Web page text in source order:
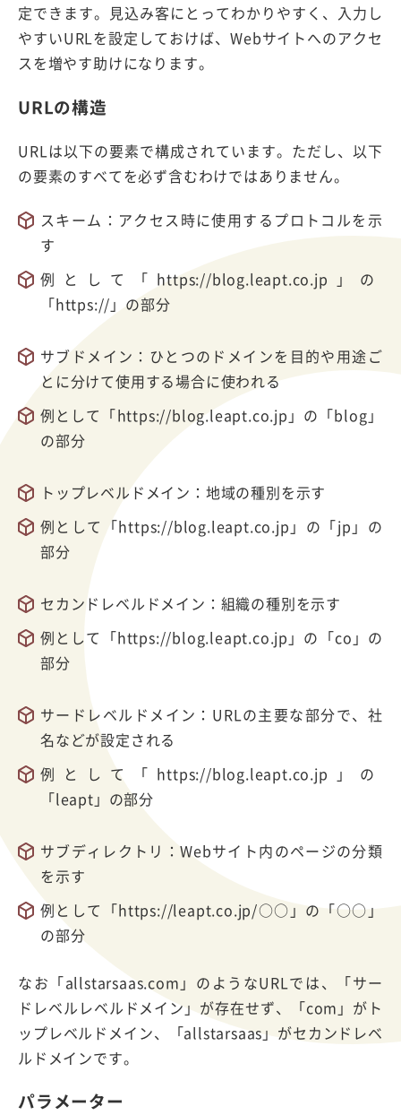
定できます。見込み客にとってわかりやすく、入力し
やすいURLを設定しておけば、Webサイトへのアクセ
スを増やす助けになります。
URLの構造
URLは以下の要素で構成されています。ただし、以下
の要素のすべてを必ず含むわけではありません。
スキーム：アクセス時に使用するプロトコルを示
す
例として「https://blog.leapt.co.jp」の
「https://」の部分
サブドメイン：ひとつのドメインを目的や用途ご
とに分けて使用する場合に使われる
例として「https://blog.leapt.co.jp」の「blog」
の部分
トップレベルドメイン：地域の種別を示す
例として「https://blog.leapt.co.jp」の「jp」の
部分
セカンドレベルドメイン：組織の種別を示す
例として「https://blog.leapt.co.jp」の「co」の
部分
サードレベルドメイン：URLの主要な部分で、社
名などが設定される
例として「https://blog.leapt.co.jp」の
「leapt」の部分
サブディレクトリ：Webサイト内のページの分類
を示す
例として「https://leapt.co.jp/○○」の「○○」
の部分
なお「allstarsaas.com」のようなURLでは、「サー
ドレベルレベルドメイン」が存在せず、「com」がト
ップレベルドメイン、「allstarsaas」がセカンドレベ
ルドメインです。
パラメーター